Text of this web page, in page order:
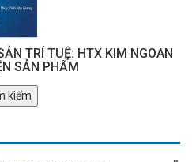
TRÍ TUỆ: HTX KIM NGOAN
SẢN PHẨM